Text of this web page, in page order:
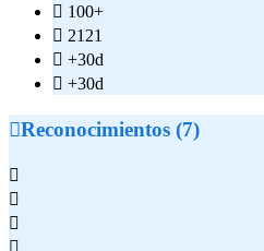
 100+
 2121
 +30d
 +30d
Reconocimientos (7)



